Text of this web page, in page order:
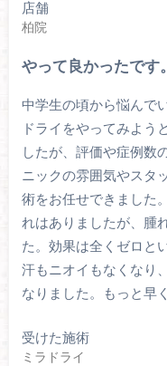
店舗
柏院
やって良かったです。
中学生の頃から悩んで
ドライをやってみよう
したが、評価や症例数
ニックの雰囲気やスタ
術をお任せできました
れはありましたが、腫
た。効果は全くゼロと
汗もニオイもなくなり
なりました。もっと早
受けた施術
ミラドライ